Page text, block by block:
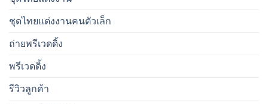
ชุดไทยแต่งงานคนตัวเล็ก
ถ่ายพรีเวดดิ้ง
พรีเวดดิ้ง
รีวิวลูกค้า